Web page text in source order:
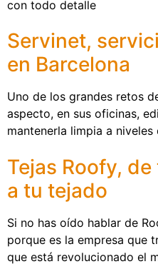
con todo detalle
Servinet,
en Barcelona
Uno de los grandes retos
aspecto, en sus oficinas,
mantenerla limpia a
Tejas Roofy,
a tu tejado
Si no has oído hablar de
porque es la empresa que
que está revolucionado el